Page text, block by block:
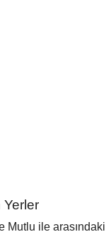
Yerler
Mutlu ile arasındaki